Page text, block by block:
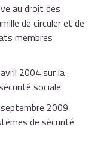
versées
en France durant
fait directement
de votre
au droit des
de circuler et de
membres
2004 sur la
sociale
2009
de sécurité